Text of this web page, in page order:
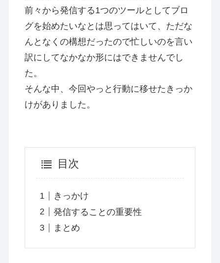
前々から発信する1つのツールとしてブロ
グを始めたいなとは思ってはいて、ただな
んとなくの構想だったので忙しいのを言い
訳にしてなかなか形にはできませんでし
た。
そんな中、今回やっと行動に移せたきっか
けがありました。
目次
きっかけ
発信することの重要性
まとめ